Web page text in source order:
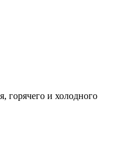
горячего и холодного